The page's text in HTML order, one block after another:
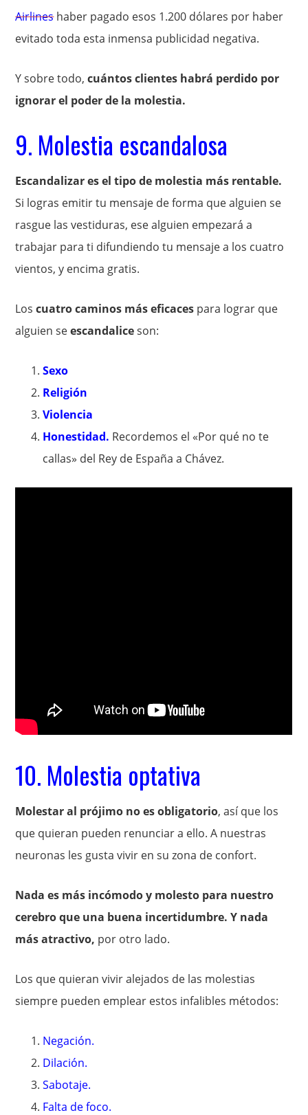
Airlineshaber pagado esos 1.200 dólares por haber
evitado toda esta inmensa publicidad negativa.
Y sobre todo,cuántos clientes habrá perdido por
ignorar el poder de la molestia.
9. Molestia escandalosa
Escandalizar es el tipo de molestia más rentable.
Si logras emitir tu mensaje de forma que alguien se
rasgue las vestiduras, ese alguien empezará a
trabajar para ti difundiendo tu mensaje a los cuatro
vientos, y encima gratis.
Loscuatro caminos más eficaces para lograr que
alguien seescandaliceson:
Sexo
Religión
Violencia
Honestidad. Recordemos el «Por qué no te
callas» del Rey de España a Chávez.
10. Molestia optativa
Molestar al prójimo no es obligatorio, así que los
que quieran pueden renunciar a ello. A nuestras
neuronas les gusta vivir en su zona de confort.
Nada es más incómodo y molesto para nuestro
cerebro que una buena incertidumbre. Y nada
más atractivo, por otro lado.
Los que quieran vivir alejados de las molestias
siempre pueden emplear estos infalibles métodos:
Negación.
Dilación.
Sabotaje.
Falta de foco.